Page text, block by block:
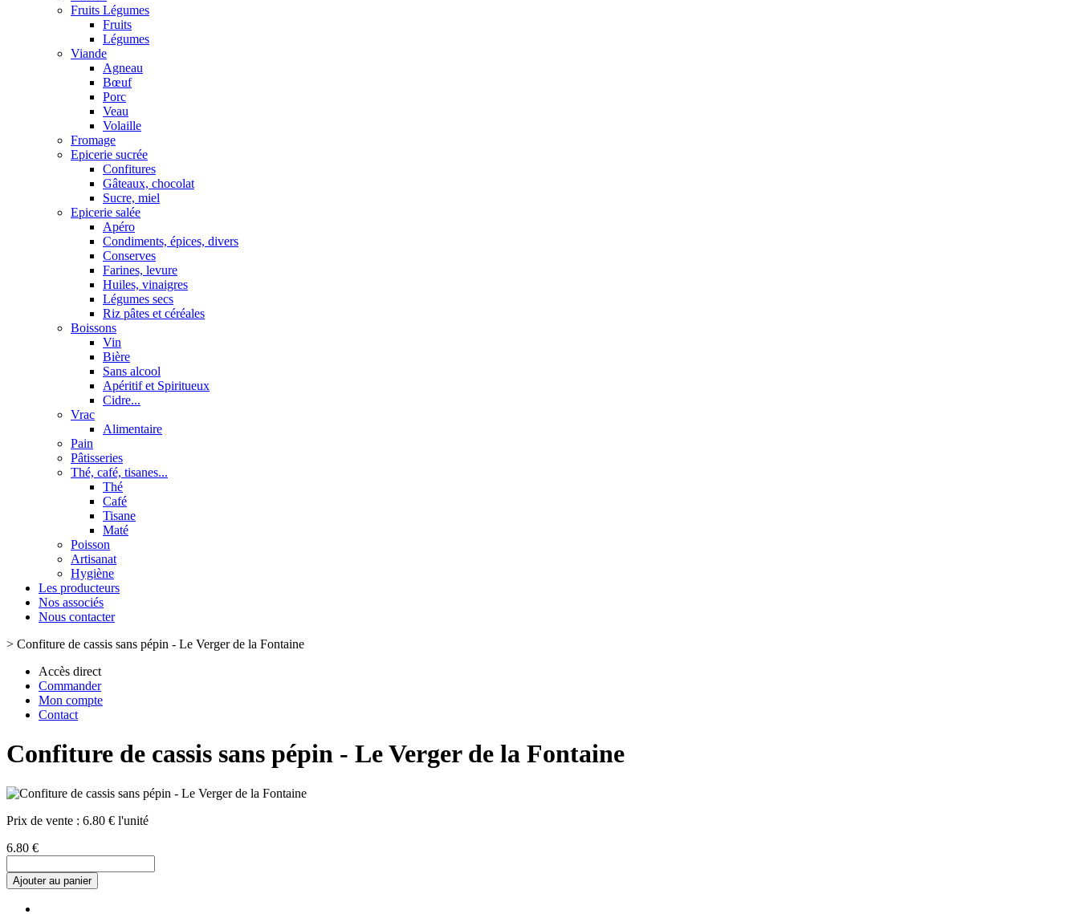
Fruits Légumes
Fruits
Légumes
Viande
Agneau
Bœuf
Porc
Veau
Volaille
Fromage
Epicerie sucrée
Confitures
Gâteaux, chocolat
Sucre, miel
Epicerie salée
Apéro
Condiments, épices, divers
Conserves
Farines, levure
Huiles, vinaigres
Légumes secs
Riz pâtes et céréales
Boissons
Vin
Bière
Sans alcool
Apéritif et Spiritueux
Cidre...
Vrac
Alimentaire
Pain
Pâtisseries
Thé, café, tisanes...
Thé
Café
Tisane
Maté
Poisson
Artisanat
Hygiène
Les producteurs
Nos associés
Nous contacter
> Confiture de cassis sans pépin - Le Verger de la Fontaine
Accès direct
Commander
Mon compte
Contact
Confiture de cassis sans pépin - Le Verger de la Fontaine
Prix de vente : 6.80 € l'unité
6.80 €
Ajouter au panier